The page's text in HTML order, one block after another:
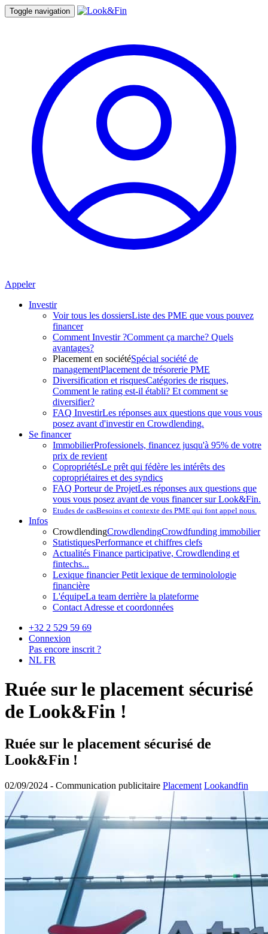
Toggle navigation
Appeler
Investir
Voir tous les dossiersListe des PME que vous pouvez
financer
Comment Investir ?Comment ça marche? Quels
avantages?
Placement en sociétéSpécial société de
managementPlacement de trésorerie PME
Diversification et risquesCatégories de risques,
Comment le rating est-il établi? Et comment se
diversifier?
FAQ InvestirLes réponses aux questions que vous vous
posez avant d'investir en Crowdlending.
Se financer
ImmobilierProfessionels, financez jusqu'à 95% de votre
prix de revient
CopropriétésLe prêt qui fédère les intérêts des
copropriétaires et des syndics
FAQ Porteur de ProjetLes réponses aux questions que
vous vous posez avant de vous financer sur Look&Fin.
Etudes de casBesoins et contexte des PME qui font appel nous.
Infos
CrowdlendingCrowdlendingCrowdfunding immobilier
StatistiquesPerformance et chiffres clefs
Actualités Finance participative, Crowdlending et
fintechs...
Lexique financierPetit lexique de terminolologie
financière
L'équipeLa team derrière la plateforme
Contact Adresse et coordonnées
+32 2 529 59 69
Connexion
Pas encore inscrit ?
NL FR
Ruée sur le placement sécurisé
de Look&Fin !
Ruée sur le placement sécurisé de
Look&Fin !
02/09/2024 - Communication publicitaire Placement Lookandfin